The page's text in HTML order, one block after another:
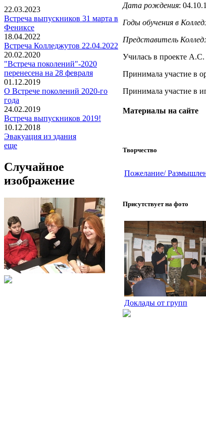
22.03.2023
Встреча выпускников 31 марта в
Фениксе
18.04.2022
Встреча Колледжутов 22.04.2022
20.02.2020
"Встреча поколений"-2020
перенесена на 28 февраля
01.12.2019
О Встрече поколений 2020-го
года
24.02.2019
Встреча выпускников 2019!
10.12.2018
Эвакуация из здания
еще
Случайное
изображение
Дата рождения:
Годы обучения в
Представитель
Училась в проекте А.С.
Принимала участие в
Принимала участие в
Материалы на сайте
Творчество
Пожелание/
Присутствует на фото
Доклады от групп